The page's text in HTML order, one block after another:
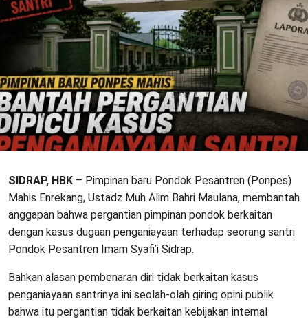
SIDRAP, HBK – Pimpinan baru Pondok Pesantren (Ponpes)
Mahis Enrekang, Ustadz Muh Alim Bahri Maulana, membantah
anggapan bahwa pergantian pimpinan pondok berkaitan
dengan kasus dugaan penganiayaan terhadap seorang santri
Pondok Pesantren Imam Syafi’i Sidrap.
Bahkan alasan pembenaran diri tidak berkaitan kasus
penganiayaan santrinya ini seolah-olah giring opini publik
bahwa itu pergantian tidak berkaitan kebijakan internal